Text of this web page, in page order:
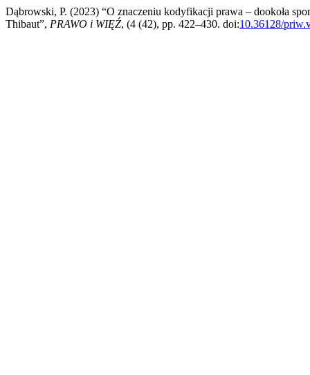
Dąbrowski, P. (2023) “O znaczeniu kodyfikacji prawa – dookoła
Thibaut”, PRAWO i WIĘŹ, (4 (42), pp. 422–430. doi:10.36128/